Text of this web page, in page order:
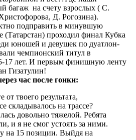
багаж на счету взрослых ( С.
Д. Рогозина).
подправить в минувшую
(Татарстан) проходил финал Кубка
юношей и девушек по дуатлон-
чемпионский титул в
17 лет. И первым финишную ленту
Гизатулин!
час после гонки:
твоего результата,
складывалось на трассе?
довольно тяжелой. Ребята
и я не смог устоять за ними.
на 15 позиции. Выйдя на